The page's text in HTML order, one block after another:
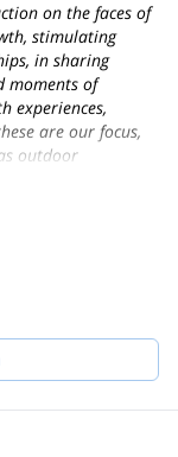
on the faces of
stimulating
in sharing
moments of
experiences,
are our focus,
outdoor
and their
is a team of
activities
region, very close
Milan, and Turin